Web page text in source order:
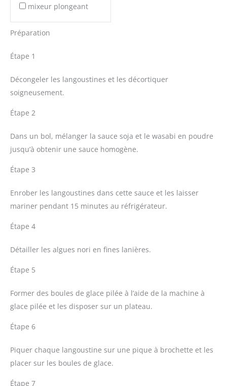
mixeur plongeant
Préparation
Étape 1
Décongeler les langoustines et les décortiquer
soigneusement.
Étape 2
Dans un bol, mélanger la sauce soja et le wasabi en poudre
jusqu’à obtenir une sauce homogène.
Étape 3
Enrober les langoustines dans cette sauce et les laisser
mariner pendant 15 minutes au réfrigérateur.
Étape 4
Détailler les algues nori en fines lanières.
Étape 5
Former des boules de glace pilée à l’aide de la machine à
glace pilée et les disposer sur un plateau.
Étape 6
Piquer chaque langoustine sur une pique à brochette et les
placer sur les boules de glace.
Étape 7